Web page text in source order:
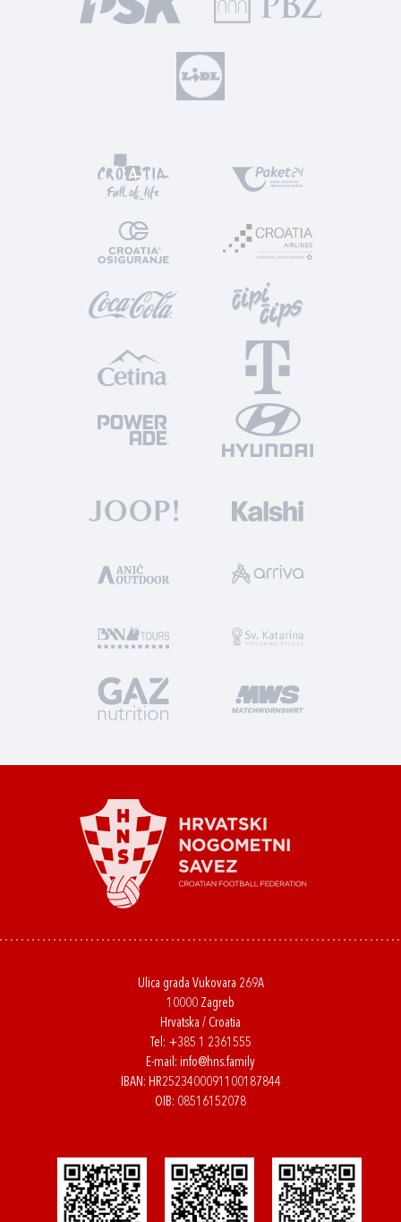
Ulica grada Vukovara 269A
10000 Zagreb
Hrvatska / Croatia
Tel: +385 1 2361555
E-mail: info@hns.family
IBAN: HR2523400091100187844
OIB: 08516152078